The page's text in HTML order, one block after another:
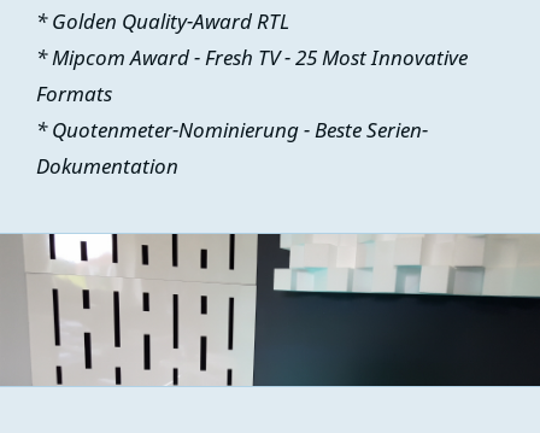
* Golden Quality-Award RTL
* Mipcom Award - Fresh TV - 25 Most Innovative
Formats
* Quotenmeter-Nominierung - Beste Serien-
Dokumentation